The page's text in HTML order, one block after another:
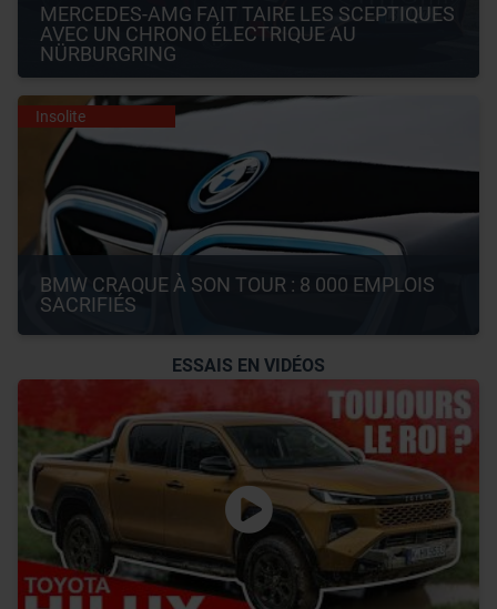
MERCEDES-AMG FAIT TAIRE LES SCEPTIQUES
AVEC UN CHRONO ÉLECTRIQUE AU
NÜRBURGRING
Insolite
BMW CRAQUE À SON TOUR : 8 000 EMPLOIS
SACRIFIÉS
ESSAIS EN VIDÉOS